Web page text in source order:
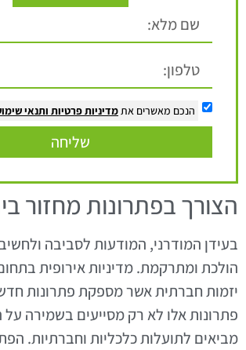
הנכם מאשרים את מדיניות פרטיות ותנאי
שליחה
הצורך בפתרונות מחזור
בעידן המודרני, המודעות לסביבה
הולכת ומתרקמת. מדיניות אירופית
יזמות חברתית אשר מספקת פתרונות
פתרונות אלו לא רק מסייעים בשמירה
מביאים לתועלות כלכליות וחברתיות.